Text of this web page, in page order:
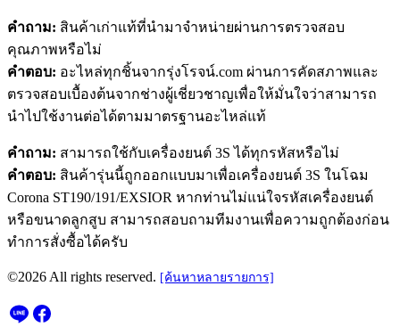
คำถาม: สินค้าเก่าแท้ที่นำมาจำหน่ายผ่านการตรวจสอบ
คุณภาพหรือไม่
คำตอบ: อะไหล่ทุกชิ้นจากรุ่งโรจน์.com ผ่านการคัดสภาพและ
ตรวจสอบเบื้องต้นจากช่างผู้เชี่ยวชาญเพื่อให้มั่นใจว่าสามารถ
นำไปใช้งานต่อได้ตามมาตรฐานอะไหล่แท้
คำถาม: สามารถใช้กับเครื่องยนต์ 3S ได้ทุกรหัสหรือไม่
คำตอบ: สินค้ารุ่นนี้ถูกออกแบบมาเพื่อเครื่องยนต์ 3S ในโฉม
Corona ST190/191/EXSIOR หากท่านไม่แน่ใจรหัสเครื่องยนต์
หรือขนาดลูกสูบ สามารถสอบถามทีมงานเพื่อความถูกต้องก่อน
ทำการสั่งซื้อได้ครับ
©2026 All rights reserved. [ค้นหาหลายรายการ]